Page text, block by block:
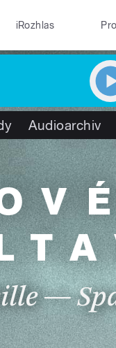
iRozhlas
Audioarchiv